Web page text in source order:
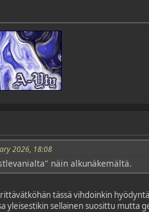
2026, 18:08
näin alkunäkemältä.
tässä vihdoinkin
yleisestikin sellainen suosittu